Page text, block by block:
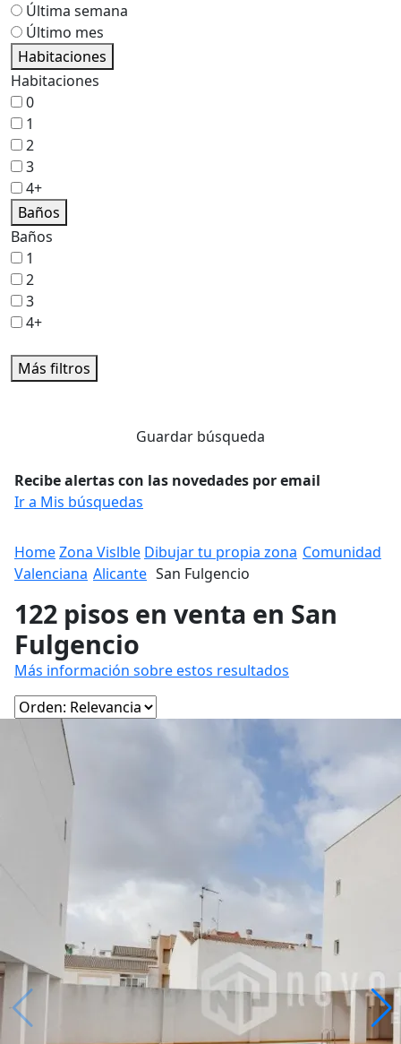
Última semana
Último mes
Habitaciones
Habitaciones
0
1
2
3
4+
Baños
Baños
1
2
3
4+
Más filtros
Guardar búsqueda
Recibe alertas con las novedades por email
Ir a Mis búsquedas
HomeZona Vislble Dibujar tu propia zona Comunidad
Valenciana Alicante San Fulgencio
122 pisos en venta en San
Fulgencio
Más información sobre estos resultados